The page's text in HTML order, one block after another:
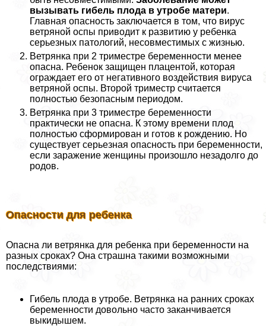
вызывать гибель плода в утробе матери.
Главная опасность заключается в том, что вирус
ветряной оспы приводит к развитию у ребенка
серьезных патологий, несовместимых с жизнью.
Ветрянка при 2 триместре беременности менее
опасна. Ребенок защищен плацентой, которая
ограждает его от негативного воздействия вируса
ветряной оспы. Второй триместр считается
полностью безопасным периодом.
Ветрянка при 3 триместре беременности
пpaктически не опасна. К этому времени плод
полностью сформирован и готов к рождению. Но
существует серьезная опасность при беременности,
если заражение женщины произошло незадолго до
родов.
Опасности для ребенка
Опасна ли ветрянка для ребенка при беременности на
разных сроках? Она страшна такими возможными
последствиями:
Гибель плода в утробе. Ветрянка на ранних сроках
беременности довольно часто заканчивается
выкидышем.